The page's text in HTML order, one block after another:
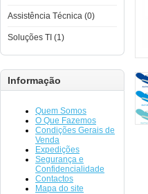
Assistência Técnica (0)
Soluções TI (1)
Informação
Quem Somos
O Que Fazemos
Condições Gerais de
Venda
Expedições
Segurança e
Confidencialidade
Contactos
Mapa do site